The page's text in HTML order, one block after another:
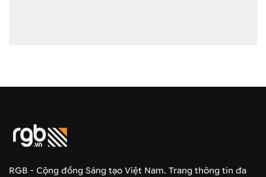
RGB - Cộng đồng Sáng tạo Việt Nam. Trang thông tin đa